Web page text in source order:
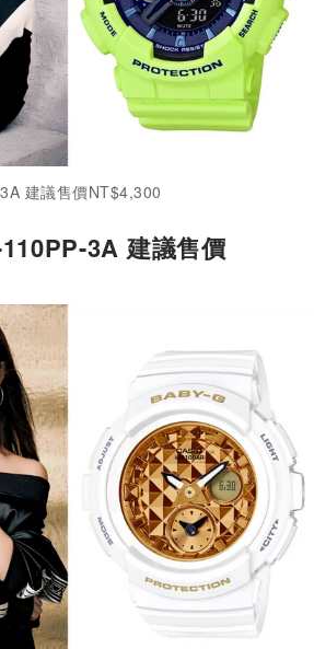
建議售價NT$4,300
3A 建議售價